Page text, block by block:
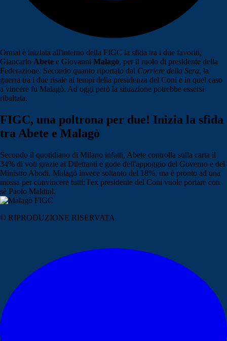
Ormai è iniziata all'interno della FIGC la sfida tra i due favoriti,
Giancarlo Abete e Giovanni Malagò, per il ruolo di presidente della
Federazione. Secondo quanto riportato dal Corriere della Sera, la
guerra tra i due risale ai tempi della presidenza del Coni e in quel caso
a vincere fu Malagò. Ad oggi però la situazione potrebbe essersi
ribaltata.
FIGC, una poltrona per due! Inizia la sfida
tra Abete e Malagò
Secondo il quotidiano di Milano infatti, Abete controlla sulla carta il
34% di voti grazie ai Dilettanti e gode dell'appoggio del Governo e del
Ministro Abodi. Malagò invece soltanto del 18%, ma è pronto ad una
mossa per convincere tutti: l'ex presidente del Coni vuole portare con
sè Paolo Maldini.
© RIPRODUZIONE RISERVATA